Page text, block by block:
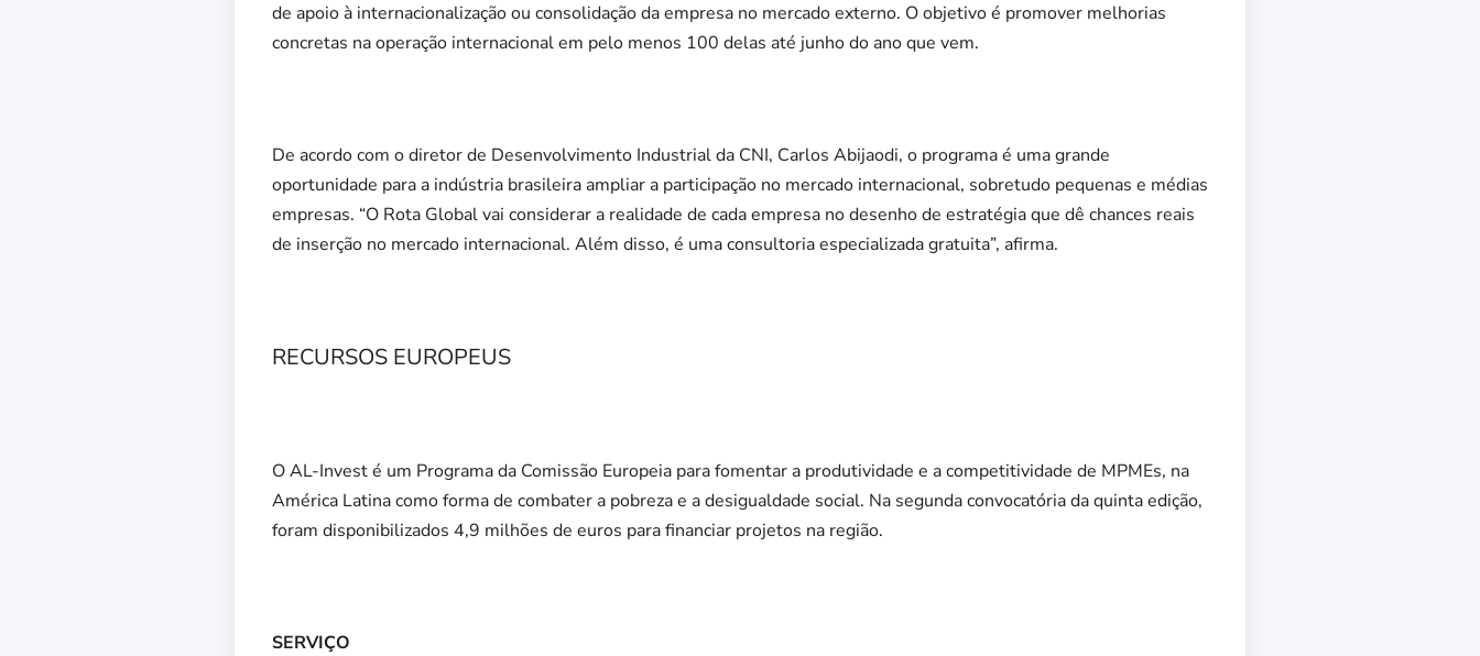
de apoio à internacionalização ou consolidação da empresa no mercado externo. O objetivo é promover melhorias
concretas na operação internacional em pelo menos 100 delas até junho do ano que vem.
De acordo com o diretor de Desenvolvimento Industrial da CNI, Carlos Abijaodi, o programa é uma grande
oportunidade para a indústria brasileira ampliar a participação no mercado internacional, sobretudo pequenas e médias
empresas. “O Rota Global vai considerar a realidade de cada empresa no desenho de estratégia que dê chances reais
de inserção no mercado internacional. Além disso, é uma consultoria especializada gratuita”, afirma.
RECURSOS EUROPEUS
O AL-Invest é um Programa da Comissão Europeia para fomentar a produtividade e a competitividade de MPMEs, na
América Latina como forma de combater a pobreza e a desigualdade social. Na segunda convocatória da quinta edição,
foram disponibilizados 4,9 milhões de euros para financiar projetos na região.
SERVIÇO